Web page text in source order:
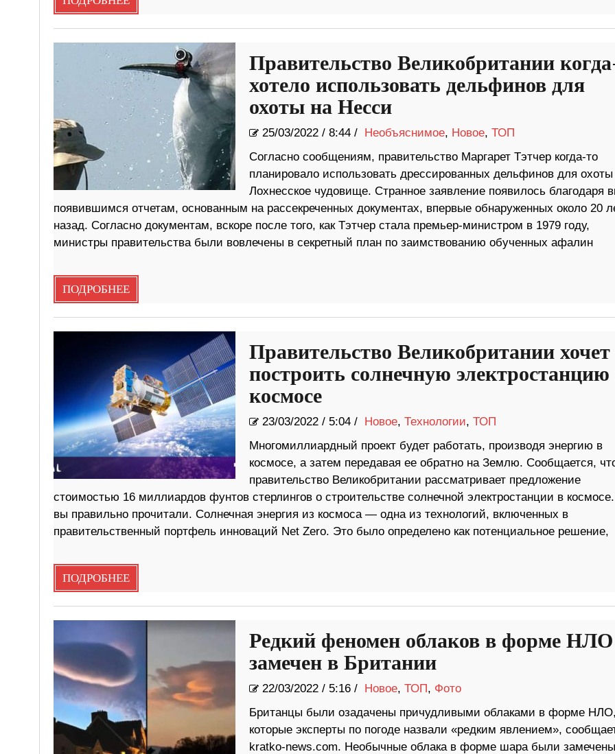
Правительство Великобритании
хотело использовать дельфинов для
охоты на Несси
25/03/2022/ 8:44 / Необъяснимое, Новое, ТОП
Согласно сообщениям, правительство Маргарет Тэтчер когда-то
планировало использовать дрессированных дельфинов для охоты
Лохнесское чудовище. Странное заявление появилось благодаря
появившимся отчетам, основанным на рассекреченных документах, впервые обнаруженных около 20
назад. Согласно документам, вскоре после того, как Тэтчер стала премьер-министром в 1979 году,
министры правительства были вовлечены в секретный план по заимствованию обученных афалин
ПОДРОБНЕЕ
Правительство Великобритании хочет
построить солнечную электростанцию
космосе
23/03/2022/ 5:04 / Новое, Технологии, ТОП
Многомиллиардный проект будет работать, производя энергию в
космосе, а затем передавая ее обратно на Землю. Сообщается,
правительство Великобритании рассматривает предложение
стоимостью 16 миллиардов фунтов стерлингов о строительстве солнечной электростанции в
вы правильно прочитали. Солнечная энергия из космоса — одна из технологий, включенных в
правительственный портфель инноваций Net Zero. Это было определено как потенциальное решение,
ПОДРОБНЕЕ
Редкий феномен облаков в форме НЛО
замечен в Британии
22/03/2022/ 5:16 / Новое, ТОП, Фото
Британцы были озадачены причудливыми облаками в форме НЛО,
которые эксперты по погоде назвали «редким явлением»,
kratko-news.com. Необычные облака в форме шара были